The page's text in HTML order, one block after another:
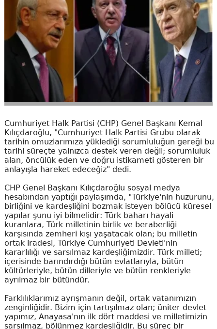
Cumhuriyet Halk Partisi (CHP) Genel Başkanı Kemal
Kılıçdaroğlu, "Cumhuriyet Halk Partisi Grubu olarak
tarihin omuzlarımıza yüklediği sorumluluğun gereği bu
tarihi süreçte yalnızca destek veren değil; sorumluluk
alan, öncülük eden ve doğru istikameti gösteren bir
anlayışla hareket edeceğiz" dedi.
CHP Genel Başkanı Kılıçdaroğlu sosyal medya
hesabından yaptığı paylaşımda, "Türkiye'nin huzurunu,
birliğini ve kardeşliğini bozmak isteyen bölücü küresel
yapılar şunu iyi bilmelidir: Türk baharı hayali
kuranlara, Türk milletinin birlik ve beraberliği
karşısında zemheri kışı yaşatacak olan; bu milletin
ortak iradesi, Türkiye Cumhuriyeti Devleti'nin
kararlılığı ve sarsılmaz kardeşliğimizdir. Türk milleti;
içerisinde barındırdığı bütün evlatlarıyla, bütün
kültürleriyle, bütün dilleriyle ve bütün renkleriyle
ayrılmaz bir bütündür.
Farklılıklarımız ayrışmanın değil, ortak vatanımızın
zenginliğidir. Bizim için tartışılmaz olan; üniter devlet
yapımız, Anayasa'nın ilk dört maddesi ve milletimizin
sarsılmaz, bölünmez kardeşliğidir. Bu süreç bir